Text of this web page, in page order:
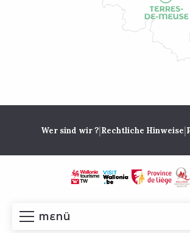
MENÜ
Wer sind wir ?|Rechtliche Hinweise|